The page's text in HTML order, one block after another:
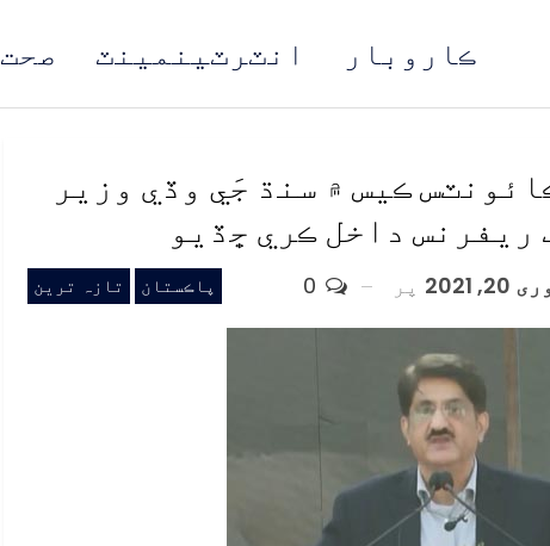
صحت انٽرٽينمينٽ ڪاروبار
ڪيس ۾ سنڌ جَي وڏي وزير
ريفرنس داخل ڪري ڇڏيو
پاڪستان تازہ ترین 2021 پر